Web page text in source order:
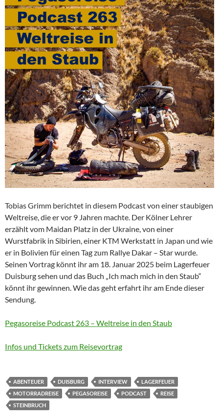
Tobias Grimm berichtet in diesem Podcast von einer staubigen
Weltreise, die er vor 9 Jahren machte. Der Kölner Lehrer
erzählt vom Maidan Platz in der Ukraine, von einer
Wurstfabrik in Sibirien, einer KTM Werkstatt in Japan und wie
er in Bolivien für einen Tag zum Rallye Dakar – Star wurde.
Seinen Vortrag könnt ihr am 18. Januar 2025 beim Lagerfeuer
Duisburg sehen und das Buch „Ich mach mich in den Staub“
könnt ihr gewinnen. Wie das geht erfahrt ihr am Ende dieser
Sendung.
Pegasoreise Podcast 263 – Weltreise in den Staub
Infos und Tickets zum Reisevortrag
ABENTEUER DUISBURG INTERVIEW
LAGERFEUER
MOTORRADREISE
PEGASOREISE PODCAST
REISE
STEINBRUCH